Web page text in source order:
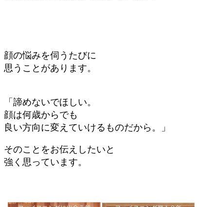
顔の悩みを伺うたびに
思うことがあります。
「諦めないでほしい。
顔は何歳からでも
良い方向に変えていけるものだから。」
そのことをお伝えしたいと
強く思っています。